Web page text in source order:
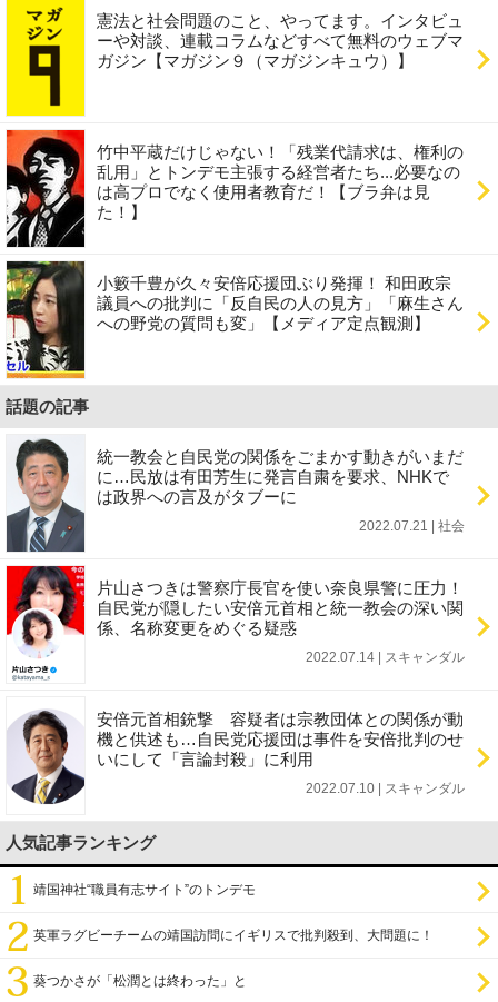
憲法と社会問題のこと、やってます。インタビュ
ーや対談、連載コラムなどすべて無料のウェブマ
ガジン【マガジン９（マガジンキュウ）】
竹中平蔵だけじゃない！「残業代請求は、権利の
乱用」とトンデモ主張する経営者たち...必要なの
は高プロでなく使用者教育だ！【ブラ弁は見
た！】
小籔千豊が久々安倍応援団ぶり発揮！ 和田政宗
議員への批判に「反自民の人の見方」「麻生さん
への野党の質問も変」【メディア定点観測】
話題の記事
統一教会と自民党の関係をごまかす動きがいまだ
に…民放は有田芳生に発言自粛を要求、NHKで
は政界への言及がタブーに
2022.07.21 | 社会
片山さつきは警察庁長官を使い奈良県警に圧力！
自民党が隠したい安倍元首相と統一教会の深い関
係、名称変更をめぐる疑惑
2022.07.14 | スキャンダル
安倍元首相銃撃 容疑者は宗教団体との関係が動
機と供述も…自民党応援団は事件を安倍批判のせ
いにして「言論封殺」に利用
2022.07.10 | スキャンダル
人気記事ランキング
靖国神社“職員有志サイト”のトンデモ
英軍ラグビーチームの靖国訪問にイギリスで批判殺到、大問題に！
葵つかさが「松潤とは終わった」と